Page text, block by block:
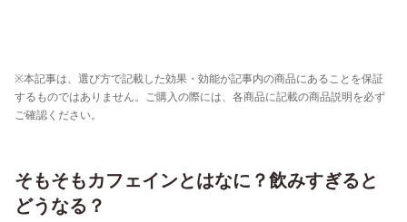
※本記事は、選び方で記載した効果・効能が記事内の商品にあることを保証
するものではありません。ご購入の際には、各商品に記載の商品説明を必ず
ご確認ください。
そもそもカフェインとはなに？飲みすぎると
どうなる？